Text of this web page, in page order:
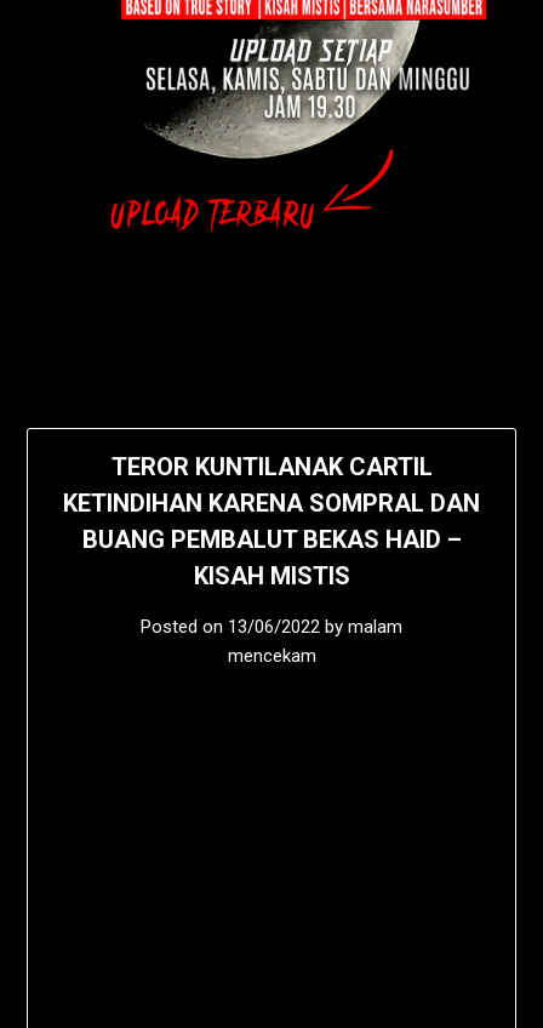
TEROR KUNTILANAK CARTIL
KETINDIHAN KARENA SOMPRAL DAN
BUANG PEMBALUT BEKAS HAID –
KISAH MISTIS
Posted on 13/06/2022 by malam
mencekam